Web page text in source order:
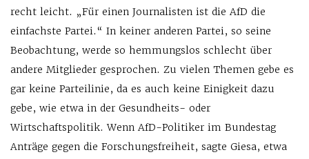
recht leicht. „Für einen Journalisten ist die AfD die
einfachste Partei.“ In keiner anderen Partei, so seine
Beobachtung, werde so hemmungslos schlecht über
andere Mitglieder gesprochen. Zu vielen Themen gebe es
gar keine Parteilinie, da es auch keine Einigkeit dazu
gebe, wie etwa in der Gesundheits- oder
Wirtschaftspolitik. Wenn AfD-Politiker im Bundestag
Anträge gegen die Forschungsfreiheit, sagte Giesa, etwa